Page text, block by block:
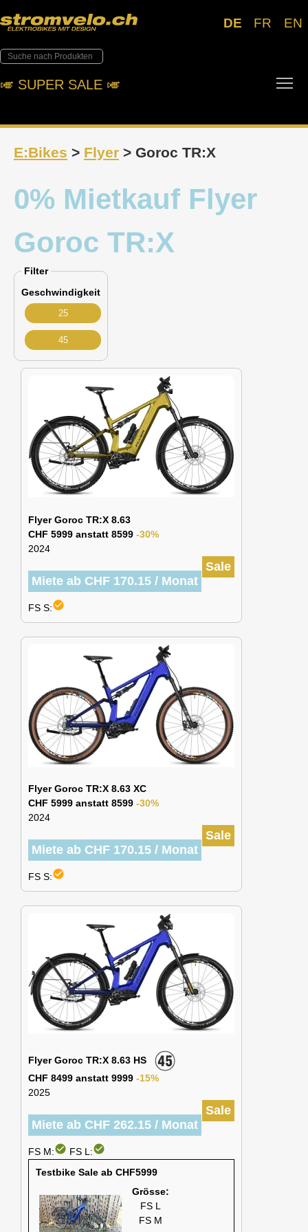
DE FR EN
🎺︎ SUPER SALE 🎺︎
E:Bikes > Flyer > Goroc TR:X
0% Mietkauf Flyer
Goroc TR:X
Filter
Geschwindigkeit
25
45
Flyer Goroc TR:X 8.63
CHF 5999 anstatt 8599 -30%
2024
Sale
Miete ab CHF 170.15 / Monat
FS S:check_circle
Flyer Goroc TR:X 8.63 XC
CHF 5999 anstatt 8599 -30%
2024
Sale
Miete ab CHF 170.15 / Monat
FS S:check_circle
Flyer Goroc TR:X 8.63 HS
CHF 8499 anstatt 9999 -15%
2025
Sale
Miete ab CHF 262.15 / Monat
FS M:check_circle FS L:check_circle
Testbike Sale ab CHF5999
Grösse:
FS L
FS M